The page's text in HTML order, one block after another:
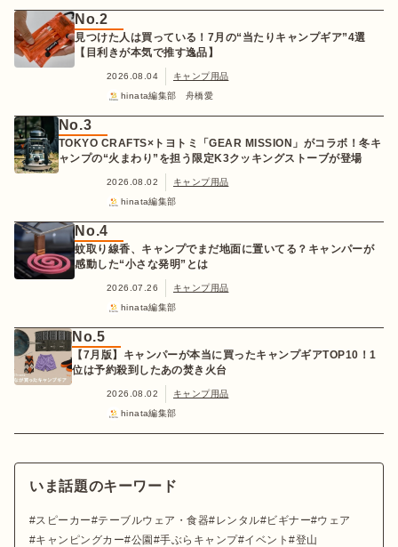
No.2
見つけた人は買っている！7月の“当たりキャンプギア”4選
【目利きが本気で推す逸品】
2026.08.04
キャンプ用品
hinata編集部 舟橋愛
No.3
TOKYO CRAFTS×トヨトミ「GEAR MISSION」がコラボ！冬キ
ャンプの“火まわり”を担う限定K3クッキングストーブが登場
2026.08.02
キャンプ用品
hinata編集部
No.4
蚊取り線香、キャンプでまだ地面に置いてる？キャンパーが
感動した“小さな発明”とは
2026.07.26
キャンプ用品
hinata編集部
No.5
【7月版】キャンパーが本当に買ったキャンプギアTOP10！1
位は予約殺到したあの焚き火台
2026.08.02
キャンプ用品
hinata編集部
いま話題のキーワード
スピーカー テーブルウェア・食器 レンタル ビギナー
ウェア
キャンピングカー 公園 手ぶらキャンプ イベント 登山